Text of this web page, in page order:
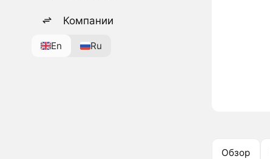
Компании
En Ru
Обзор